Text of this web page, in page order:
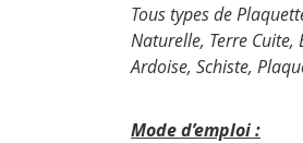
Tous types de
Naturelle, Terre
Ardoise, Schiste,
Mode d’emploi :